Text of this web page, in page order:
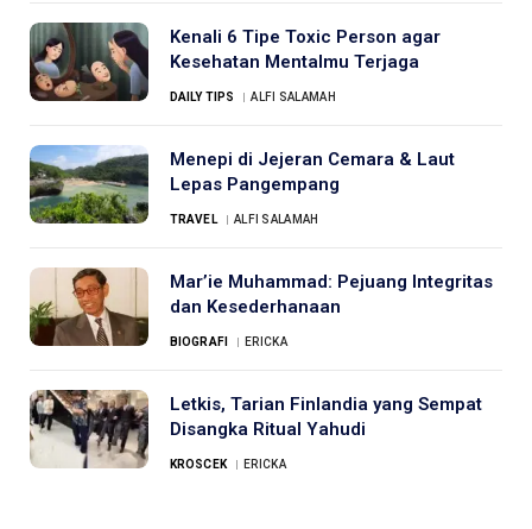
Kenali 6 Tipe Toxic Person agar
Kesehatan Mentalmu Terjaga
DAILY TIPS ALFI SALAMAH
Menepi di Jejeran Cemara & Laut
Lepas Pangempang
TRAVEL ALFI SALAMAH
Mar’ie Muhammad: Pejuang Integritas
dan Kesederhanaan
BIOGRAFI ERICKA
Letkis, Tarian Finlandia yang Sempat
Disangka Ritual Yahudi
KROSCEK ERICKA